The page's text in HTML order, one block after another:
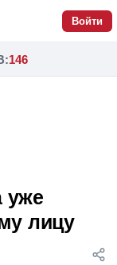
Войти
:146
уже
лицу